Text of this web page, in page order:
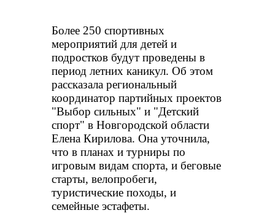
Более 250 спортивных
мероприятий для детей и
подростков будут проведены в
период летних каникул. Об этом
рассказала региональный
координатор партийных проектов
"Выбор сильных" и "Детский
спорт" в Новгородской области
Елена Кирилова. Она уточнила,
что в планах и турниры по
игровым видам спорта, и беговые
старты, велопробеги,
туристические походы, и
семейные эстафеты.